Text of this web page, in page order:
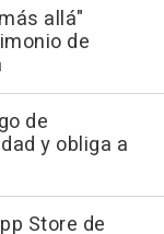
allá"
de
de
y obliga a
Store de